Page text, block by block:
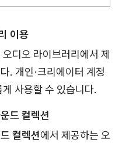
이용
디오 라이브러리에서 제
. 개인·크리에이터 계정
사용할 수 있습니다.
드 컬렉션
컬렉션에서 제공하는 오